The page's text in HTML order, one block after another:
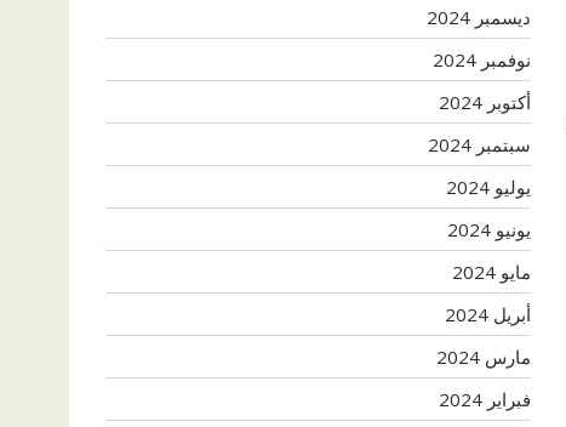
ديسمبر 2024
نوفمبر 2024
أكتوبر 2024
سبتمبر 2024
يوليو 2024
يونيو 2024
مايو 2024
أبريل 2024
مارس 2024
فبراير 2024